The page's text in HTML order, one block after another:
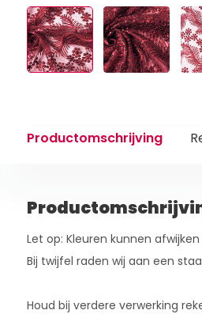
Productomschrijving
Let op: Kleuren kunnen
Bij twijfel raden wij aan een
Houd bij verdere verwerking